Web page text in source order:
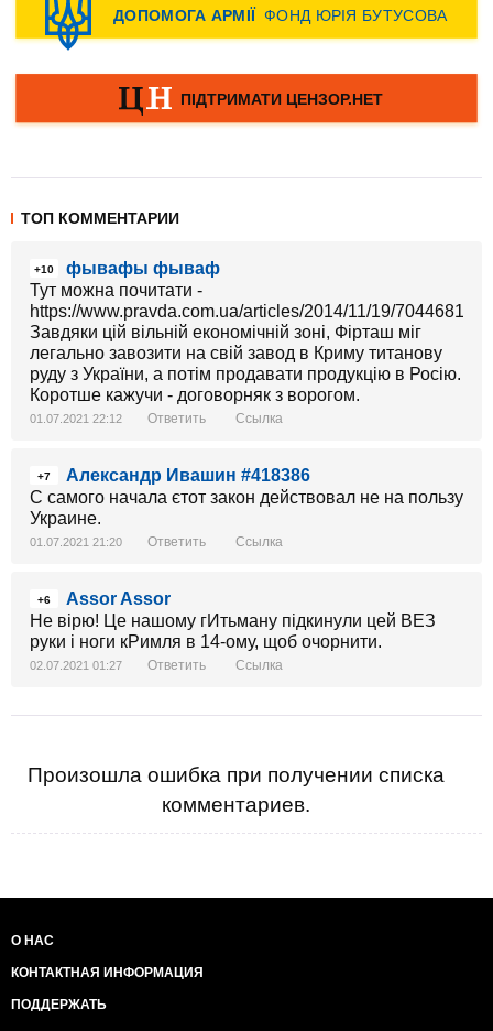
ТОП КОММЕНТАРИИ
+10
фывафы фываф
Тут можна почитати -
https://www.pravda.com.ua/articles/2014/11/19/7044681/
Завдяки цій вільній економічній зоні, Фірташ міг
легально завозити на свій завод в Криму титанову
руду з України, а потім продавати продукцію в Росію.
Коротше кажучи - договорняк з ворогом.
01.07.2021 22:12 Ответить Ссылка
+7
Александр Ивашин #418386
С самого начала єтот закон действовал не на пользу
Украине.
01.07.2021 21:20 Ответить Ссылка
+6
Assor Assor
Не вірю! Це нашому гИтьману підкинули цей ВЕЗ
руки і ноги кРимля в 14-ому, щоб очорнити.
02.07.2021 01:27 Ответить Ссылка
Произошла ошибка при получении списка
комментариев.
О НАС
КОНТАКТНАЯ ИНФОРМАЦИЯ
ПОДДЕРЖАТЬ